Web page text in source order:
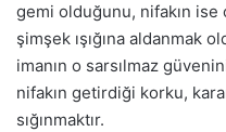
gemi olduğunu, nifakın ise
şimşek ışığına aldanmak
imanın o sarsılmaz
nifakın getirdiği korku,
sığınmaktır.